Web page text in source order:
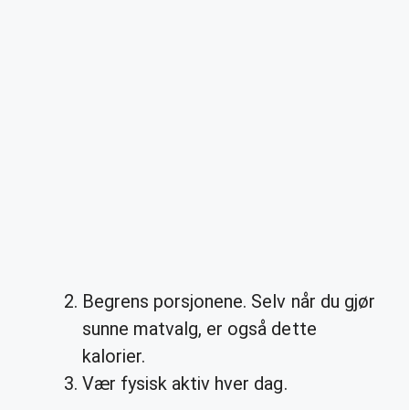
Begrens porsjonene. Selv når du gjør
sunne matvalg, er også dette
kalorier.
Vær fysisk aktiv hver dag.